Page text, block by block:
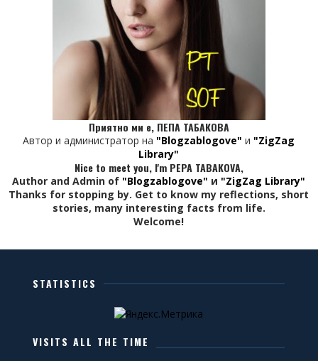
Приятно ми е, ПЕПА ТАБАКОВА
Автор и администратор на "Blogzablogove" и "ZigZag
Library"
Nice to meet you, I'm PEPA TABAKOVA,
Author and Admin of "Blogzablogove" и "ZigZag Library"
Thanks for stopping by. Get to know my reflections, short
stories, many interesting facts from life.
Welcome!
STATISTICS
VISITS ALL THE TIME